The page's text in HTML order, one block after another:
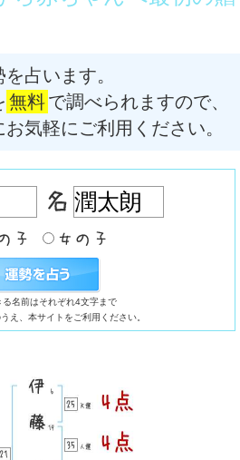
占います。
無料で調べられますので、
気軽にご利用ください。
名前はそれぞれ4文字まで
え、本サイトをご利用ください。